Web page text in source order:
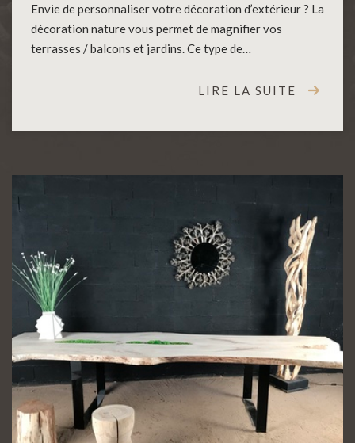
Envie de personnaliser votre décoration d’extérieur ? La
décoration nature vous permet de magnifier vos
terrasses / balcons et jardins. Ce type de…
LIRE LA SUITE